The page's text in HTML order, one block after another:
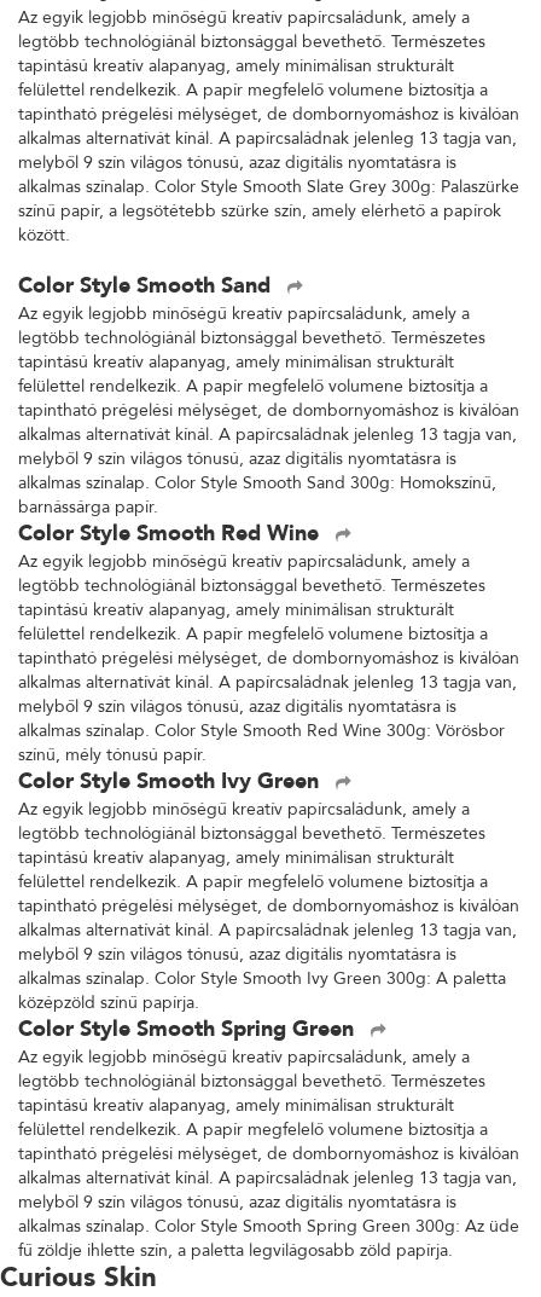
Az egyik legjobb minőségű kreatív papírcsaládunk, amely a
legtöbb technológiánál biztonsággal bevethető. Természetes
tapintású kreatív alapanyag, amely minimálisan strukturált
felülettel rendelkezik. A papír megfelelő volumene biztosítja a
tapintható prégelési mélységet, de dombornyomáshoz is kiválóan
alkalmas alternatívát kínál. A papírcsaládnak jelenleg 13 tagja van,
melyből 9 szín világos tónusú, azaz digitális nyomtatásra is
alkalmas színalap. Color Style Smooth Slate Grey 300g: Palaszürke
színű papír, a legsötétebb szürke szín, amely elérhető a papírok
között.
Color Style Smooth Sand
Az egyik legjobb minőségű kreatív papírcsaládunk, amely a
legtöbb technológiánál biztonsággal bevethető. Természetes
tapintású kreatív alapanyag, amely minimálisan strukturált
felülettel rendelkezik. A papír megfelelő volumene biztosítja a
tapintható prégelési mélységet, de dombornyomáshoz is kiválóan
alkalmas alternatívát kínál. A papírcsaládnak jelenleg 13 tagja van,
melyből 9 szín világos tónusú, azaz digitális nyomtatásra is
alkalmas színalap. Color Style Smooth Sand 300g: Homokszínű,
barnássárga papír.
Color Style Smooth Red Wine
Az egyik legjobb minőségű kreatív papírcsaládunk, amely a
legtöbb technológiánál biztonsággal bevethető. Természetes
tapintású kreatív alapanyag, amely minimálisan strukturált
felülettel rendelkezik. A papír megfelelő volumene biztosítja a
tapintható prégelési mélységet, de dombornyomáshoz is kiválóan
alkalmas alternatívát kínál. A papírcsaládnak jelenleg 13 tagja van,
melyből 9 szín világos tónusú, azaz digitális nyomtatásra is
alkalmas színalap. Color Style Smooth Red Wine 300g: Vörösbor
színű, mély tónusú papír.
Color Style Smooth Ivy Green
Az egyik legjobb minőségű kreatív papírcsaládunk, amely a
legtöbb technológiánál biztonsággal bevethető. Természetes
tapintású kreatív alapanyag, amely minimálisan strukturált
felülettel rendelkezik. A papír megfelelő volumene biztosítja a
tapintható prégelési mélységet, de dombornyomáshoz is kiválóan
alkalmas alternatívát kínál. A papírcsaládnak jelenleg 13 tagja van,
melyből 9 szín világos tónusú, azaz digitális nyomtatásra is
alkalmas színalap. Color Style Smooth Ivy Green 300g: A paletta
középzöld színű papírja.
Color Style Smooth Spring Green
Az egyik legjobb minőségű kreatív papírcsaládunk, amely a
legtöbb technológiánál biztonsággal bevethető. Természetes
tapintású kreatív alapanyag, amely minimálisan strukturált
felülettel rendelkezik. A papír megfelelő volumene biztosítja a
tapintható prégelési mélységet, de dombornyomáshoz is kiválóan
alkalmas alternatívát kínál. A papírcsaládnak jelenleg 13 tagja van,
melyből 9 szín világos tónusú, azaz digitális nyomtatásra is
alkalmas színalap. Color Style Smooth Spring Green 300g: Az üde
fű zöldje ihlette szín, a paletta legvilágosabb zöld papírja.
Curious Skin